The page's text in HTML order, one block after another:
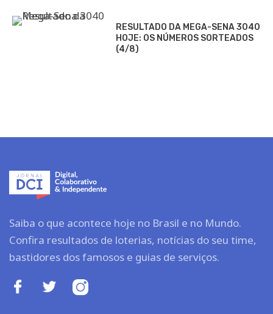
RESULTADO DA MEGA-SENA 3040
HOJE: OS NÚMEROS SORTEADOS
(4/8)
Saiba o que acontece hoje no Brasil e no Mundo.
Confira resultados de loterias, notícias do seu time,
bastidores dos famosos e guias de serviços.